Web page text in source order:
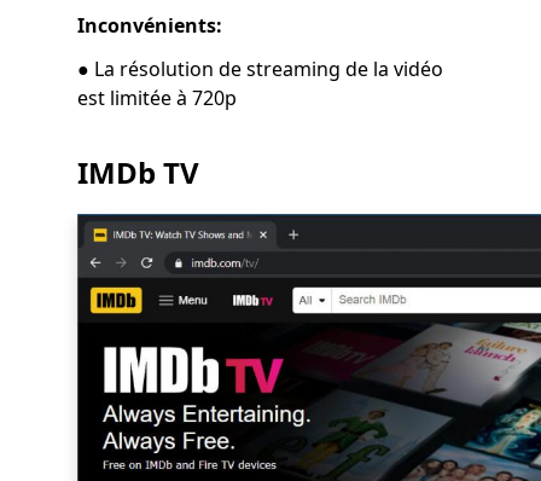
Inconvénients:
● La résolution de streaming de la vidéo
est limitée à 720p
IMDb TV